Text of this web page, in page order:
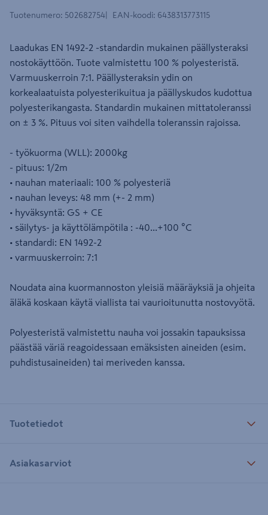
Tuotenumero: 502682754 EAN-koodi: 6438313773115
Laadukas EN 1492-2 -standardin mukainen päällysteraksi
nostokäyttöön. Tuote valmistettu 100 % polyesteristä.
Varmuuskerroin 7:1. Päällysteraksin ydin on
korkealaatuista polyesterikuitua ja päällyskudos kudottua
polyesterikangasta. Standardin mukainen mittatoleranssi
on ± 3 %. Pituus voi siten vaihdella toleranssin rajoissa.
- työkuorma (WLL): 2000kg
- pituus: 1/2m
• nauhan materiaali: 100 % polyesteriä
• nauhan leveys: 48 mm (+- 2 mm)
• hyväksyntä: GS + CE
• säilytys- ja käyttölämpötila : -40...+100 °C
• standardi: EN 1492-2
• varmuuskerroin: 7:1
Noudata aina kuormannoston yleisiä määräyksiä ja ohjeita
äläkä koskaan käytä viallista tai vaurioitunutta nostovyötä.
Polyesteristä valmistettu nauha voi jossakin tapauksissa
päästää väriä reagoidessaan emäksisten aineiden (esim.
puhdistusaineiden) tai meriveden kanssa.
Tuotetiedot
Asiakasarviot